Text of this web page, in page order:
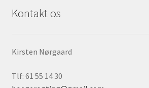
Kontakt os
Kirsten Nørgaard
Tlf: 61 55 14 30